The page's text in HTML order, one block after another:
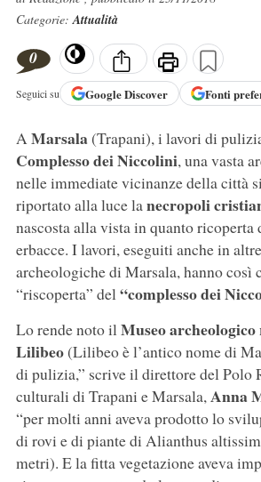
Categorie:Attualità
0
Seguici su GoogleDiscover Fonti
AMarsala(Trapani), i lavori di
Complesso dei Niccolini, una vasta
nelle immediate vicinanze della città
riportato alla luce lanecropoli
nascosta alla vista in quanto ricoperta
erbacce. I lavori, eseguiti anche in
archeologiche di Marsala, hanno così
“riscoperta” del“complesso dei
Lo rende noto ilMuseo
Lilibeo(Lilibeo è l’antico nome di
di pulizia,” scrive il direttore del Polo
culturali di Trapani e Marsala,Anna
“per molti anni aveva prodotto lo
di rovi e di piante di Alianthus
metri). E la fitta vegetazione aveva